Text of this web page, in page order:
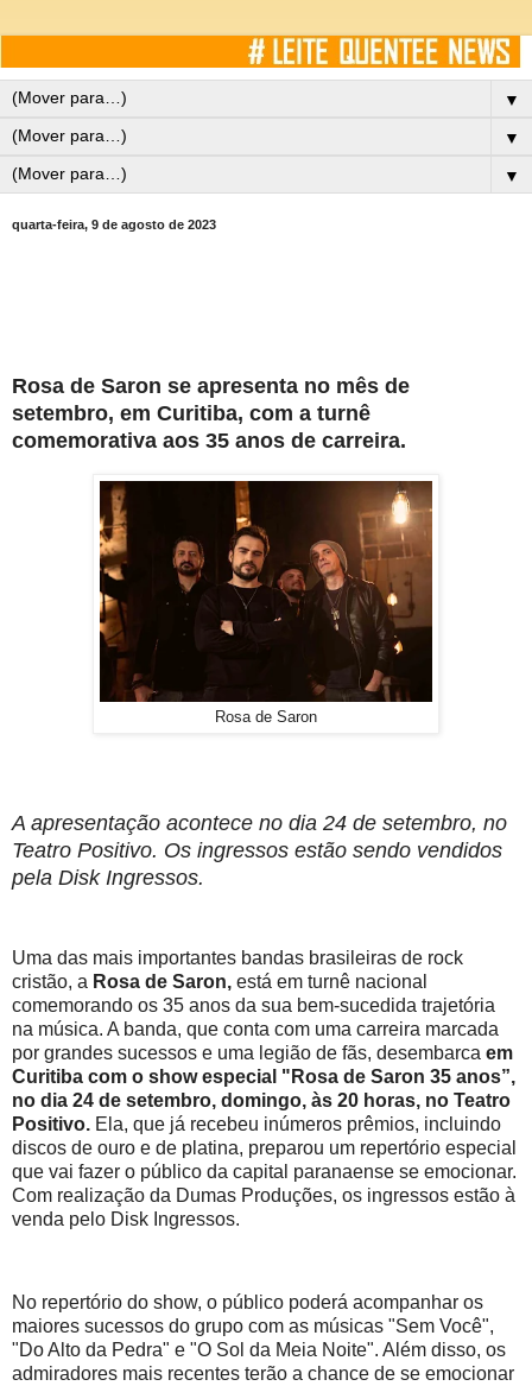
▼
▼
▼
quarta-feira, 9 de agosto de 2023
Rosa de Saron se apresenta no mês de
setembro, em Curitiba, com a turnê
comemorativa aos 35 anos de carreira.
Rosa de Saron
A apresentação acontece no dia 24 de setembro, no
Teatro Positivo. Os ingressos estão sendo vendidos
pela Disk Ingressos.
Uma das mais importantes bandas brasileiras de rock
cristão, a Rosa de Saron, está em turnê nacional
comemorando os 35 anos da sua bem-sucedida trajetória
na música. A banda, que conta com uma carreira marcada
por grandes sucessos e uma legião de fãs, desembarca em
Curitiba com o show especial "Rosa de Saron 35 anos”,
no d ia 24 de setembro, domingo, às 20 horas, no Teatro
Positivo. Ela, que já recebeu inúmeros prêmios, incluindo
discos de ouro e de platina, preparou um repertório especial
que vai fazer o público da capital paranaense se emocionar.
Com realização da Dumas Produções, os ingressos estão à
venda pelo Disk Ingressos.
No repertório do show, o público poderá acompanhar os
maiores sucessos do grupo com as músicas "Sem Você",
"Do Alto da Pedra" e "O Sol da Meia Noite". Além disso, os
admiradores mais recentes terão a chance de se emocionar